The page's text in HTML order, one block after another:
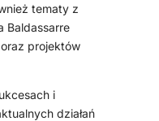
tematy z
Baldassarre
projektów
i
działań